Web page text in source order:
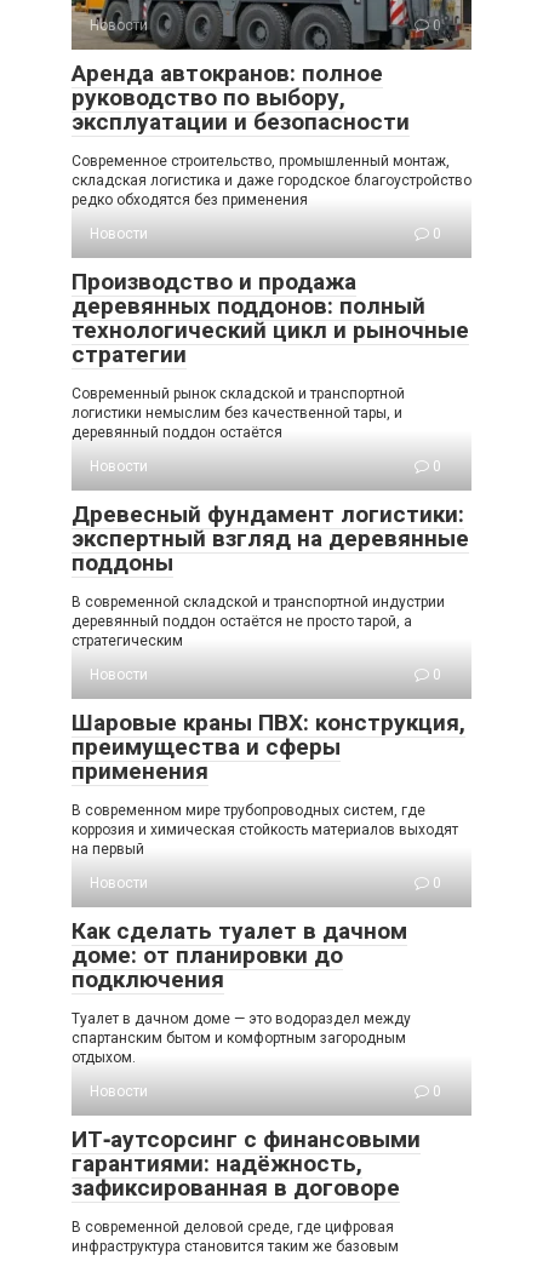
Новости 0
Аренда автокранов: полное
руководство по выбору,
эксплуатации и безопасности
Современное строительство, промышленный монтаж,
складская логистика и даже городское благоустройство
редко обходятся без применения
Новости
0
Производство и продажа
деревянных поддонов: полный
технологический цикл и рыночные
стратегии
Современный рынок складской и транспортной
логистики немыслим без качественной тары, и
деревянный поддон остаётся
Новости
0
Древесный фундамент логистики:
экспертный взгляд на деревянные
поддоны
В современной складской и транспортной индустрии
деревянный поддон остаётся не просто тарой, а
стратегическим
Новости
0
Шаровые краны ПВХ: конструкция,
преимущества и сферы
применения
В современном мире трубопроводных систем, где
коррозия и химическая стойкость материалов выходят
на первый
Новости
0
Как сделать туалет в дачном
доме: от планировки до
подключения
Туалет в дачном доме — это водораздел между
спартанским бытом и комфортным загородным
отдыхом.
Новости
0
ИТ‑аутсорсинг с финансовыми
гарантиями: надёжность,
зафиксированная в договоре
В современной деловой среде, где цифровая
инфраструктура становится таким же базовым